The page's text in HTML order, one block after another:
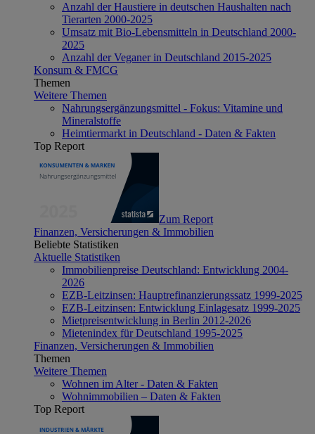
Anzahl der Haustiere in deutschen Haushalten nach
Tierarten 2000-2025
Umsatz mit Bio-Lebensmitteln in Deutschland 2000-
2025
Anzahl der Veganer in Deutschland 2015-2025
Konsum & FMCG
Themen
Weitere Themen
Nahrungsergänzungsmittel - Fokus: Vitamine und
Mineralstoffe
Heimtiermarkt in Deutschland - Daten & Fakten
Top Report
Zum Report
Finanzen, Versicherungen & Immobilien
Beliebte Statistiken
Aktuelle Statistiken
Immobilienpreise Deutschland: Entwicklung 2004-
2026
EZB-Leitzinsen: Hauptrefinanzierungssatz 1999-2025
EZB-Leitzinsen: Entwicklung Einlagesatz 1999-2025
Mietpreisentwicklung in Berlin 2012-2026
Mietenindex für Deutschland 1995-2025
Finanzen, Versicherungen & Immobilien
Themen
Weitere Themen
Wohnen im Alter - Daten & Fakten
Wohnimmobilien – Daten & Fakten
Top Report